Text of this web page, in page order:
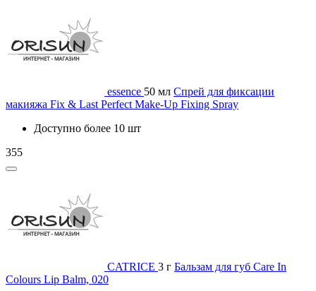
essence 50 мл Спрей для фиксации
макияжа Fix & Last Perfect Make-Up Fixing Spray
Доступно более 10 шт
355
CATRICE 3 г Бальзам для губ Care In
Colours Lip Balm, 020